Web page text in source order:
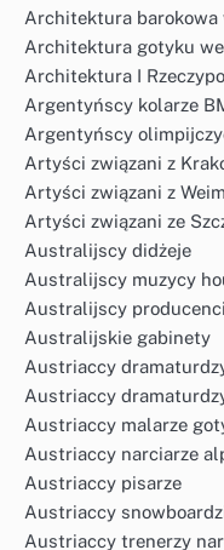
Architektura
Architektura gotyku
Architektura I
Argentyńscy kolarze
Argentyńscy
Artyści związani z
Artyści związani z
Artyści związani ze
Australijscy didżeje
Australijscy muzycy
Australijscy
Australijskie gabinety
Austriaccy
Austriaccy
Austriaccy malarze
Austriaccy narciarze
Austriaccy pisarze
Austriaccy
Austriaccy trenerzy